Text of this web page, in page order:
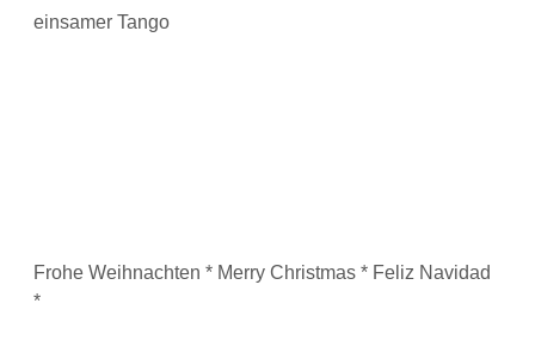
einsamer Tango
Frohe Weihnachten * Merry Christmas * Feliz Navidad
*